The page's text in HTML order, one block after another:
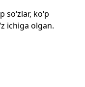
ko‘p
ichiga olgan.